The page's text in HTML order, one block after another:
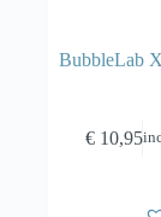
BubbleLab
€ 10,95